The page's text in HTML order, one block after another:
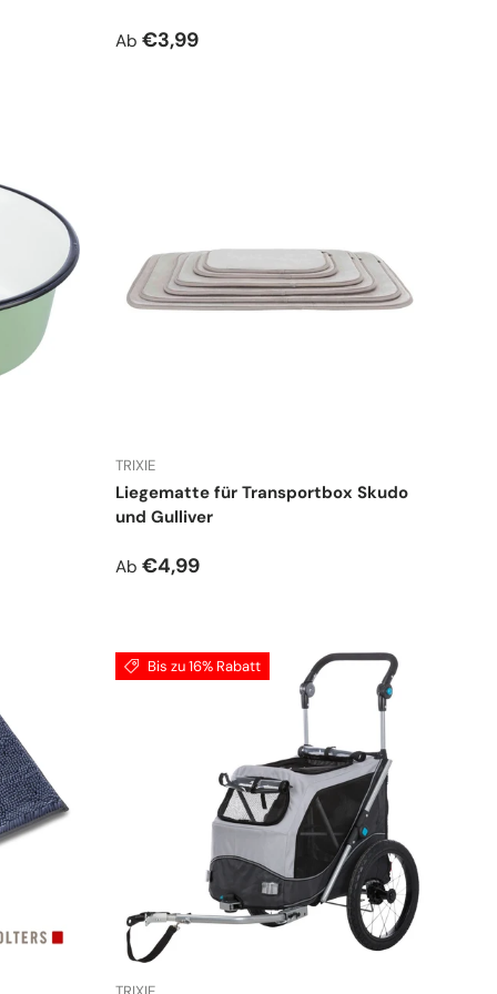
Normaler Preis
Ab €3,99
TRIXIE
Liegematte für Transportbox Skudo
und Gulliver
Normaler Preis
Ab €4,99
Bis zu 16% Rabatt